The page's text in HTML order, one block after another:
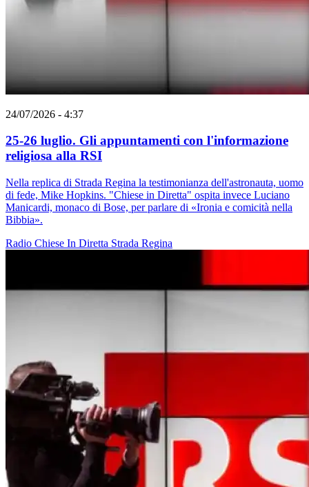
24/07/2026 - 4:37
25-26 luglio. Gli appuntamenti con l'informazione
religiosa alla RSI
Nella replica di Strada Regina la testimonianza dell'astronauta, uomo
di fede, Mike Hopkins. "Chiese in Diretta" ospita invece Luciano
Manicardi, monaco di Bose, per parlare di «Ironia e comicità nella
Bibbia».
Radio Chiese In Diretta Strada Regina